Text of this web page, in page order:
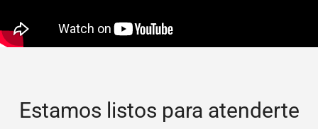
Estamos listos para atenderte